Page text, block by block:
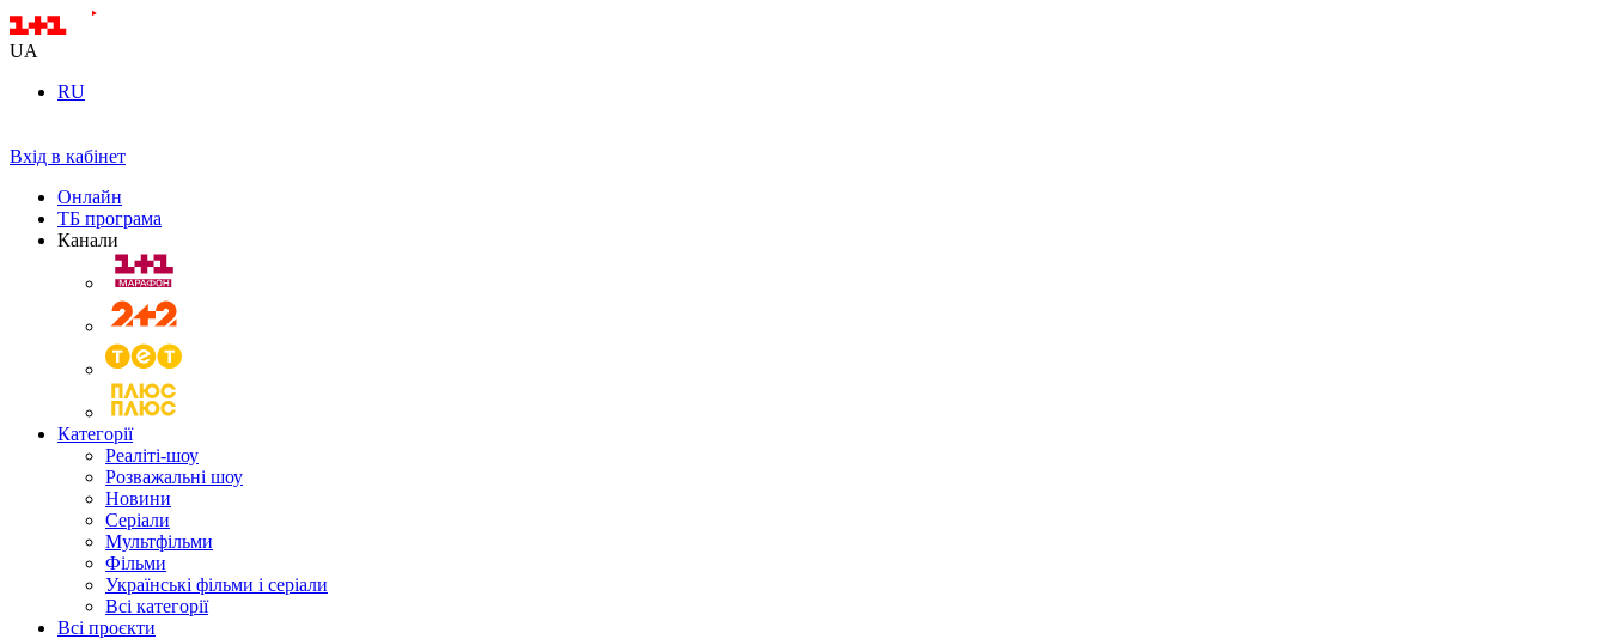
UA
RU
Вхід в кабінет
Онлайн
ТБ програма
Канали
Категорії
Реаліті-шоу
Розважальні шоу
Новини
Серіали
Мультфільми
Фільми
Українські фільми і серіали
Всі категорії
Всі проєкти